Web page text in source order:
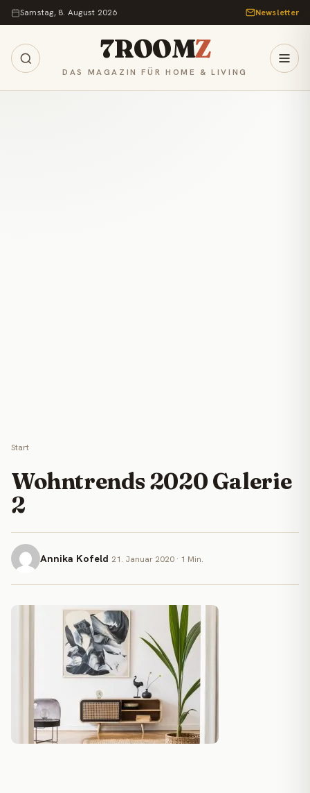
Zum Inhalt springen
Samstag, 8. August 2026 Newsletter
7ROOMZ
DAS MAGAZIN FÜR HOME & LIVING
Start
Wohntrends 2020 Galerie
2
Annika Kofeld 21. Januar 2020 · 1 Min.